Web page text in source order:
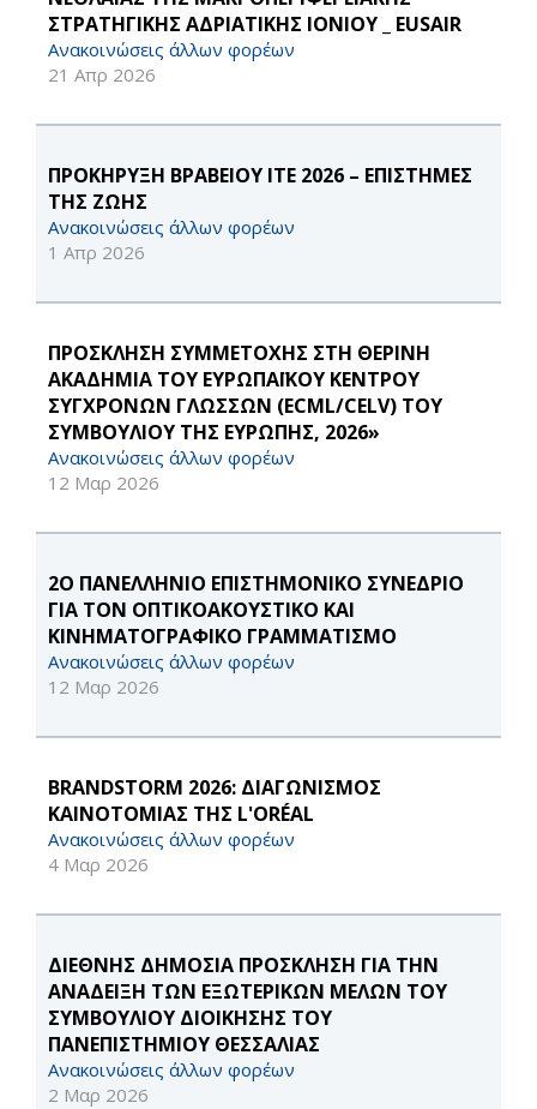
ΣΤΡΑΤΗΓΙΚΗΣ ΑΔΡΙΑΤΙΚΗΣ ΙΟΝΙΟΥ _ EUSAIR
Ανακοινώσεις άλλων φορέων
21 Απρ 2026
ΠΡΟΚΗΡΥΞΗ ΒΡΑΒΕΙΟΥ ΙΤΕ 2026 – ΕΠΙΣΤΗΜΕΣ
ΤΗΣ ΖΩΗΣ
Ανακοινώσεις άλλων φορέων
1 Απρ 2026
ΠΡΟΣΚΛΗΣΗ ΣΥΜΜΕΤΟΧΗΣ ΣΤΗ ΘΕΡΙΝΗ
ΑΚΑΔΗΜΙΑ ΤΟΥ ΕΥΡΩΠΑΪΚΟΥ ΚΕΝΤΡΟΥ
ΣΥΓΧΡΟΝΩΝ ΓΛΩΣΣΩΝ (ECML/CELV) ΤΟΥ
ΣΥΜΒΟΥΛΙΟΥ ΤΗΣ ΕΥΡΩΠΗΣ, 2026»
Ανακοινώσεις άλλων φορέων
12 Μαρ 2026
2Ο ΠΑΝΕΛΛΗΝΙΟ ΕΠΙΣΤΗΜΟΝΙΚΟ ΣΥΝΕΔΡΙΟ
ΓΙΑ ΤΟΝ ΟΠΤΙΚΟΑΚΟΥΣΤΙΚΟ ΚΑΙ
ΚΙΝΗΜΑΤΟΓΡΑΦΙΚΟ ΓΡΑΜΜΑΤΙΣΜΟ
Ανακοινώσεις άλλων φορέων
12 Μαρ 2026
BRANDSTORM 2026: ΔΙΑΓΩΝΙΣΜΟΣ
ΚΑΙΝΟΤΟΜΙΑΣ ΤΗΣ L'ORÉAL
Ανακοινώσεις άλλων φορέων
4 Μαρ 2026
ΔΙΕΘΝΗΣ ΔΗΜΟΣΙΑ ΠΡΟΣΚΛΗΣΗ ΓΙΑ ΤΗΝ
ΑΝΑΔΕΙΞΗ ΤΩΝ ΕΞΩΤΕΡΙΚΩΝ ΜΕΛΩΝ ΤΟΥ
ΣΥΜΒΟΥΛΙΟΥ ΔΙΟΙΚΗΣΗΣ ΤΟΥ
ΠΑΝΕΠΙΣΤΗΜΙΟΥ ΘΕΣΣΑΛΙΑΣ
Ανακοινώσεις άλλων φορέων
2 Μαρ 2026